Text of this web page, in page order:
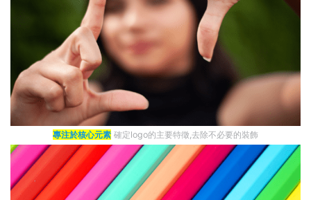
專注於核心元素 確定logo的主要特徵,去除不必要的裝飾